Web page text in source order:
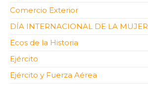
Comercio Exterior
DÍA INTERNACIONAL DE LA MUJER
Ecos de la Historia
Ejército
Ejército y Fuerza Aérea